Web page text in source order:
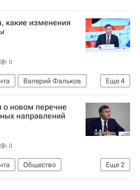
какие изменения
0
Еще4
Валерий Фальков
Министерство науки и высшего образования РФ (Минобрнауки России)
о новом перечне
направлений
0
Еще2
Общество